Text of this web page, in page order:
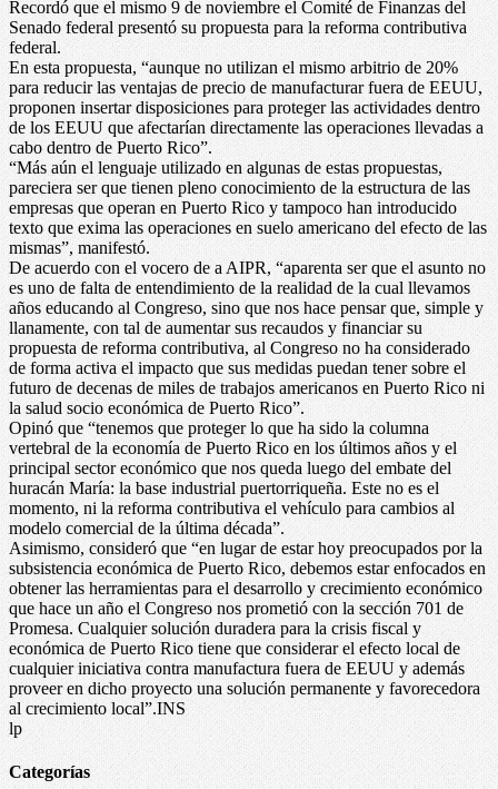
Recordó que el mismo 9 de noviembre el Comité de Finanzas del
Senado federal presentó su propuesta para la reforma contributiva
federal.
En esta propuesta, “aunque no utilizan el mismo arbitrio de 20%
para reducir las ventajas de precio de manufacturar fuera de EEUU,
proponen insertar disposiciones para proteger las actividades dentro
de los EEUU que afectarían directamente las operaciones llevadas a
cabo dentro de Puerto Rico”.
“Más aún el lenguaje utilizado en algunas de estas propuestas,
pareciera ser que tienen pleno conocimiento de la estructura de las
empresas que operan en Puerto Rico y tampoco han introducido
texto que exima las operaciones en suelo americano del efecto de las
mismas”, manifestó.
De acuerdo con el vocero de a AIPR, “aparenta ser que el asunto no
es uno de falta de entendimiento de la realidad de la cual llevamos
años educando al Congreso, sino que nos hace pensar que, simple y
llanamente, con tal de aumentar sus recaudos y financiar su
propuesta de reforma contributiva, al Congreso no ha considerado
de forma activa el impacto que sus medidas puedan tener sobre el
futuro de decenas de miles de trabajos americanos en Puerto Rico ni
la salud socio económica de Puerto Rico”.
Opinó que “tenemos que proteger lo que ha sido la columna
vertebral de la economía de Puerto Rico en los últimos años y el
principal sector económico que nos queda luego del embate del
huracán María: la base industrial puertorriqueña. Este no es el
momento, ni la reforma contributiva el vehículo para cambios al
modelo comercial de la última década”.
Asimismo, consideró que “en lugar de estar hoy preocupados por la
subsistencia económica de Puerto Rico, debemos estar enfocados en
obtener las herramientas para el desarrollo y crecimiento económico
que hace un año el Congreso nos prometió con la sección 701 de
Promesa. Cualquier solución duradera para la crisis fiscal y
económica de Puerto Rico tiene que considerar el efecto local de
cualquier iniciativa contra manufactura fuera de EEUU y además
proveer en dicho proyecto una solución permanente y favorecedora
al crecimiento local”.INS
lp
Categorías